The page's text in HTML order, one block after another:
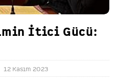
İtici Gücü:
12 Kasım 2023